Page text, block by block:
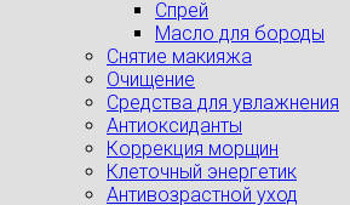
Спрей
Масло для бороды
Снятие макияжа
Очищение
Средства для увлажнения
Антиоксиданты
Коррекция морщин
Клеточный энергетик
Антивозрастной уход